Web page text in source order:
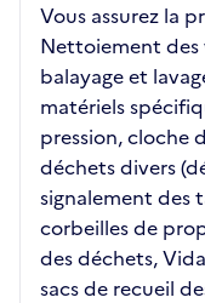
Vous assurez la
Nettoiement des
balayage et
matériels
pression, cloche
déchets divers
signalement des
corbeilles de
des déchets,
sacs de recueil